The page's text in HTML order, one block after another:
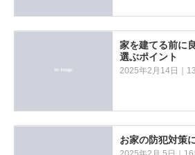
家を建てる前に
選ぶポイント
2025年2月14日｜
お家の防犯対策